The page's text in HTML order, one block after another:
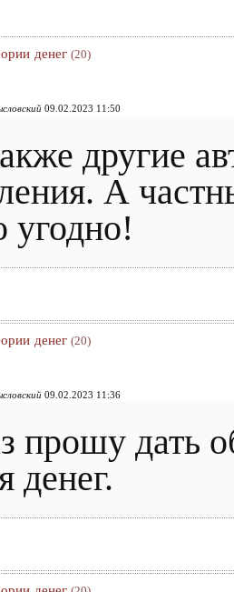
денег (20)
09.02.2023 11:50
другие
А
угодно!
денег (20)
09.02.2023 11:36
прошу дать
денег.